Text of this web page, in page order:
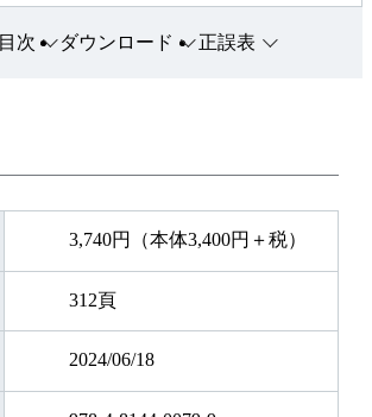
目次 ダウンロード 正誤表
3,740円（本体3,400円＋税）
312頁
2024/06/18